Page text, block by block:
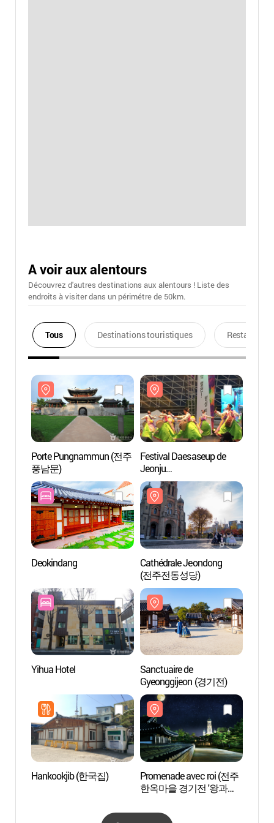
A voir aux alentours
Découvrez d'autres destinations aux alentours ! Liste des
endroits à visiter dans un périmétre de 50km.
Tous Destinations touristiques Restaurants
Porte Pungnammun (전주
풍남문)
Festival Daesaseup de
Jeonju
(전주대사습놀이전국대
회)
Deokindang
Cathédrale Jeondong
(전주전동성당)
Yihua Hotel
Sanctuaire de
Gyeonggijeon (경기전)
Hankookjib (한국집)
Promenade avec roi (전주
한옥마을 경기전 '왕과의